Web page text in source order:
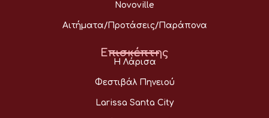
Novoville
Αιτήματα/Προτάσεις/Παράπονα
Επισκέπτης
Η Λάρισα
Φεστιβάλ Πηνειού
Larissa Santa City